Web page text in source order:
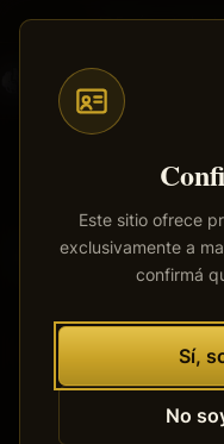
Este sitio ofrece
exclusivamente a
confirmá
Sí,
No
Saltar
contenido
principal
Envíos a todo el
Tenemos
Se está cocinando
obras y